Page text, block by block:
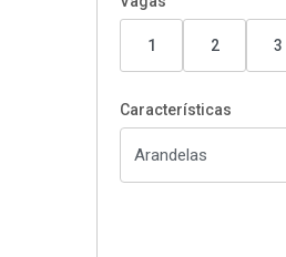
1 2 3
Características